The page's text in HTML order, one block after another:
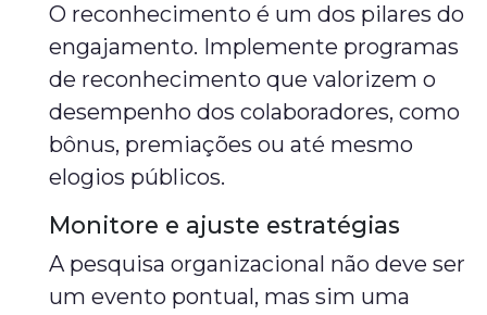
O reconhecimento é um dos pilares do
engajamento. Implemente programas
de reconhecimento que valorizem o
desempenho dos colaboradores, como
bônus, premiações ou até mesmo
elogios públicos.
Monitore e ajuste estratégias
A pesquisa organizacional não deve ser
um evento pontual, mas sim uma